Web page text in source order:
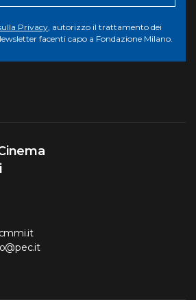
Privacy, autorizzo il trattamento dei
facenti capo a Fondazione Milano.